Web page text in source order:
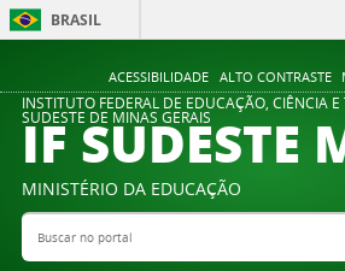
ACESSIBILIDADE ALTO CONTRASTE
BRASIL
INSTITUTO FEDERAL DE EDUCAÇÃO, CIÊNCIA
SUDESTE DE MINAS GERAIS
IF SUDESTE
MINISTÉRIO DA EDUCAÇÃO
Buscar no portal